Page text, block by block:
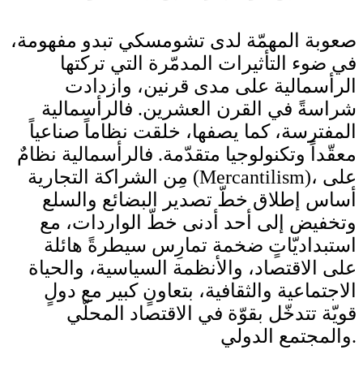
صعوبة المهمّة لدى تشومسكي تبدو مفهومة،
في ضوء التأثيرات المدمّرة التي تركتها
الرأسمالية على مدى قرنين، وازدادت
شراسةً في القرن العشرين. فالرأسمالية
المفترسة، كما يصفها، خلقت نظاماً صناعياً
معقّداً وتكنولوجيا متقدّمة. فالرأسمالية نظامٌ
مِن الشراكة التجارية (Mercantilism)، على
أساس إطلاق خطّ تصدير البضائع والسلع
وتخفيض إلى أحد أدنى خطّ الواردات، مع
استبداديّاتٍ ضخمة تمارِس سيطرةً هائلة
على الاقتصاد، والأنظمة السياسية، والحياة
الاجتماعية والثقافية، بتعاونٍ كبير مع دولٍ
قويّة تتدخّل بقوّة في الاقتصاد المحلّي
والمجتمع الدولي.